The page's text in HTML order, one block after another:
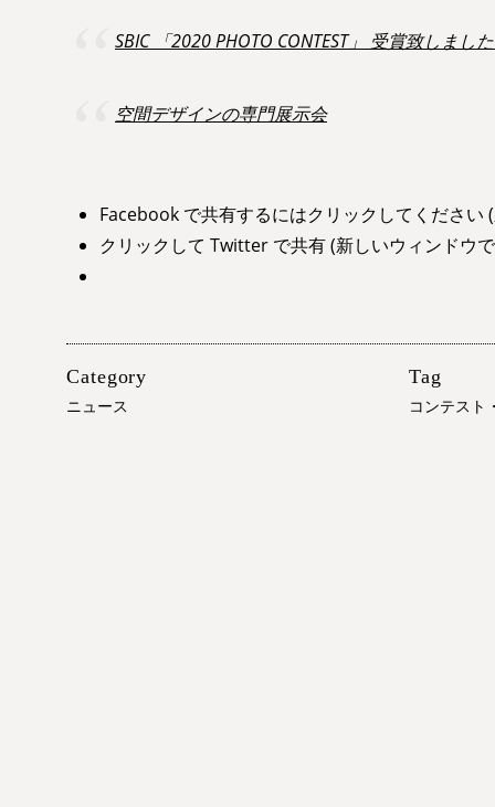
SBIC 「2020 PHOTO CONTEST」 受賞致しまし
空間デザインの専門展示会
Facebook で共有するにはクリックしてください
クリックして Twitter で共有 (新しいウィンドウ
Category
ニュース
Tag
コンテスト